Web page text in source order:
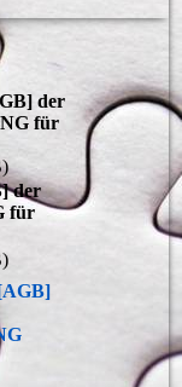
der
für
der
für